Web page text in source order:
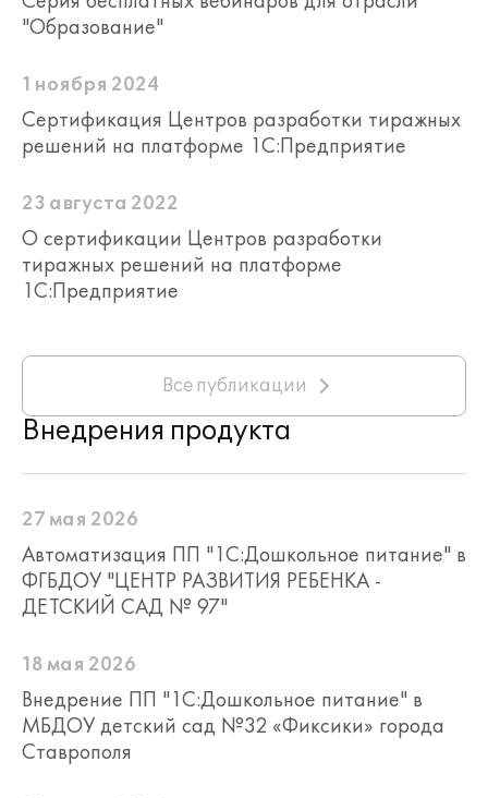
"Образование"
1 ноября 2024
Сертификация Центров разработки тиражных
решений на платформе 1С:Предприятие
23 августа 2022
О сертификации Центров разработки
тиражных решений на платформе
1С:Предприятие
Все публикации
Внедрения продукта
27 мая 2026
Автоматизация ПП "1С:Дошкольное питание" в
ФГБДОУ "ЦЕНТР РАЗВИТИЯ РЕБЕНКА -
ДЕТСКИЙ САД № 97"
18 мая 2026
Внедрение ПП "1С:Дошкольное питание" в
МБДОУ детский сад №32 «Фиксики» города
Ставрополя